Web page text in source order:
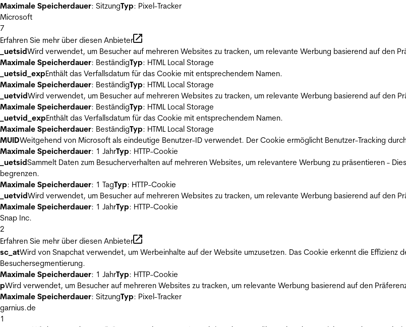
Maximale Speicherdauer: SitzungTyp: Pixel-Tracker
Microsoft
7
Erfahren Sie mehr über diesen Anbieter
_uetsidWird verwendet, um Besucher auf mehreren Websites zu tracken, um relevante Werbung basierend auf den
Maximale Speicherdauer: BeständigTyp: HTML Local Storage
_uetsid_expEnthält das Verfallsdatum für das Cookie mit entsprechendem Namen.
Maximale Speicherdauer: BeständigTyp: HTML Local Storage
_uetvidWird verwendet, um Besucher auf mehreren Websites zu tracken, um relevante Werbung basierend auf den
Maximale Speicherdauer: BeständigTyp: HTML Local Storage
_uetvid_expEnthält das Verfallsdatum für das Cookie mit entsprechendem Namen.
Maximale Speicherdauer: BeständigTyp: HTML Local Storage
MUIDWeitgehend von Microsoft als eindeutige Benutzer-ID verwendet. Der Cookie ermöglicht Benutzer-Tracking
Maximale Speicherdauer: 1 JahrTyp: HTTP-Cookie
_uetsidSammelt Daten zum Besucherverhalten auf mehreren Websites, um relevantere Werbung zu präsentieren -
begrenzen.
Maximale Speicherdauer: 1 TagTyp: HTTP-Cookie
_uetvidWird verwendet, um Besucher auf mehreren Websites zu tracken, um relevante Werbung basierend auf den
Maximale Speicherdauer: 1 JahrTyp: HTTP-Cookie
Snap Inc.
2
Erfahren Sie mehr über diesen Anbieter
sc_atWird von Snapchat verwendet, um Werbeinhalte auf der Website umzusetzen. Das Cookie erkennt die Effizienz
Besuchersegmentierung.
Maximale Speicherdauer: 1 JahrTyp: HTTP-Cookie
pWird verwendet, um Besucher auf mehreren Websites zu tracken, um relevante Werbung basierend auf den
Maximale Speicherdauer: SitzungTyp: Pixel-Tracker
garnius.de
1